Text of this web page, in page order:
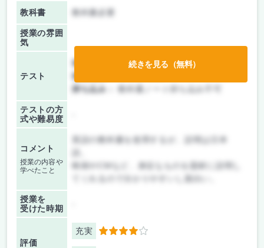
教科書 教科書必要
授業の雰囲
気
テスト
前期/中間：
テスト・レポート両方なし
後期/期末：
持ち込み：
教科書ノート持ち込み不可
テストの方
式や難易度
コメント
授業の内容や
学べたこと
英語の教科書を使用するが、説明は日本
授業を
受けた時期
評価
充実 4
続きを見る（無料）